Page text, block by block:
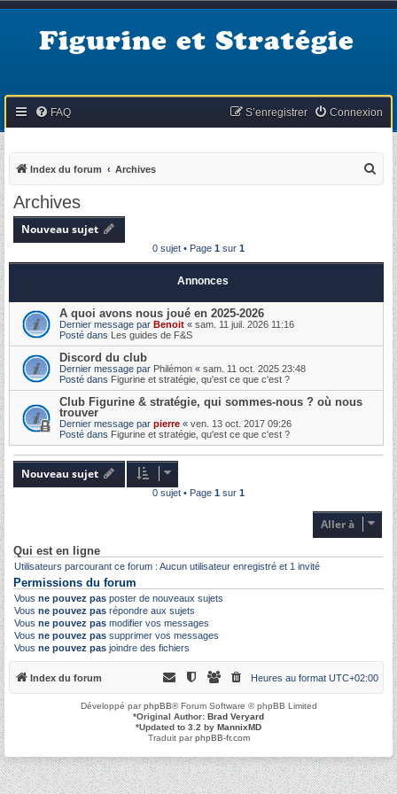
Figurine et Stratégie
FAQ Connexion
S’enregistrer
Index du forum Archives
Archives
Nouveau sujet
0 sujet • Page 1 sur 1
Annonces
A quoi avons nous joué en 2025-2026
Dernier message par Benoit « sam. 11 juil. 2026 11:16
Posté dans Les guides de F&S
Discord du club
Dernier message par Philémon « sam. 11 oct. 2025 23:48
Posté dans Figurine et stratégie, qu'est ce que c'est ?
Club Figurine & stratégie, qui sommes-nous ? où nous
trouver
Dernier message par pierre « ven. 13 oct. 2017 09:26
Posté dans Figurine et stratégie, qu'est ce que c'est ?
Nouveau sujet
0 sujet • Page 1 sur 1
Aller à
Qui est en ligne
Utilisateurs parcourant ce forum : Aucun utilisateur enregistré et 1 invité
Permissions du forum
Vous ne pouvez pas poster de nouveaux sujets
Vous ne pouvez pas répondre aux sujets
Vous ne pouvez pas modifier vos messages
Vous ne pouvez pas supprimer vos messages
Vous ne pouvez pas joindre des fichiers
Index du forum Heures au format UTC+02:00
Développé parphpBB® Forum Software © phpBB Limited
*Original Author: Brad Veryard
*Updated to 3.2 by MannixMD
Traduit parphpBB-fr.com